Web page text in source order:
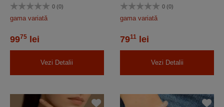
0 (0)
gama variată
9975lei
Vezi Detalii
0 (0)
gama variată
7911 lei
Vezi Detalii